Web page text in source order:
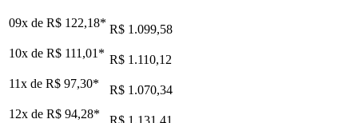
09x de R$ 122,18* R$ 1.099,58
10x de R$ 111,01 * R$ 1.110,12
11x de R$ 97,30*
R$ 1.070,34
12x de R$ 94,28* R$ 1.131,41